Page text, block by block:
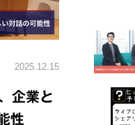
2025.12.15
企業と
性